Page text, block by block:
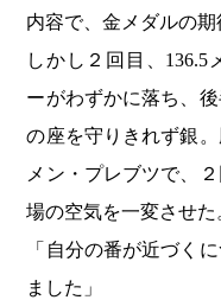
内容で、金メダルの期
しかし２回目、
ーがわずかに落ち、
の座を守りきれず銀
メン・プレブツで、
場の空気を一変させた
「自分の番が近づく
ました」